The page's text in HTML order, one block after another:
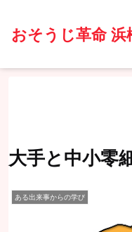
おそうじ革命 浜
大手と中小零
ある出来事からの学び